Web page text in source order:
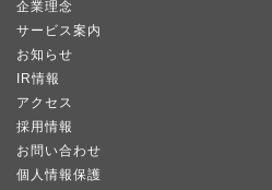
企業理念
サービス案内
お知らせ
IR情報
アクセス
採用情報
お問い合わせ
個人情報保護